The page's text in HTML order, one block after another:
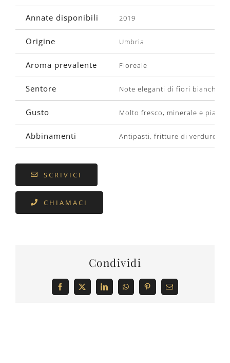
Annate disponibili 2019
Origine Umbria
Aroma prevalente Floreale
Sentore Note eleganti di fiori bianchi
Gusto Molto fresco, minerale e
Abbinamenti Antipasti, fritture di verdure,
SCRIVICI
CHIAMACI
Condividi
Facebook
X LinkedInWhatsAppPinterestEmail